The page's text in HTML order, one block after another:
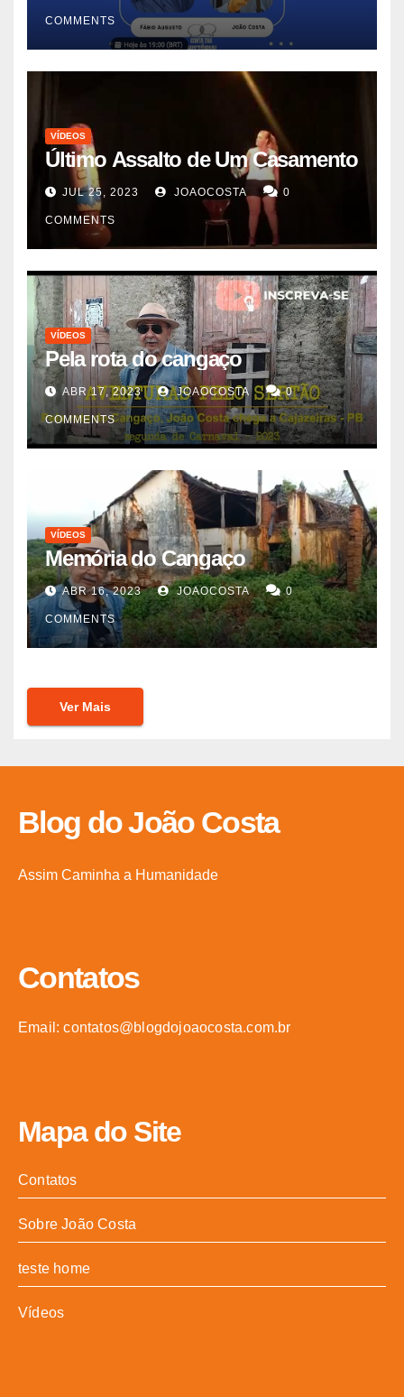
COMMENTS
VÍDEOS
Último Assalto de Um Casamento
JUL 25, 2023 JOAOCOSTA 0
COMMENTS
VÍDEOS
Pela rota do cangaço
ABR 17, 2023 JOAOCOSTA 0
COMMENTS
VÍDEOS
Memória do Cangaço
ABR 16, 2023 JOAOCOSTA 0
COMMENTS
Ver Mais
Blog do João Costa
Assim Caminha a Humanidade
Contatos
Email: contatos@blogdojoaocosta.com.br
Mapa do Site
Contatos
Sobre João Costa
teste home
Vídeos